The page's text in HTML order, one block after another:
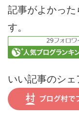
記事がよかった
す。
いい記事のシェ